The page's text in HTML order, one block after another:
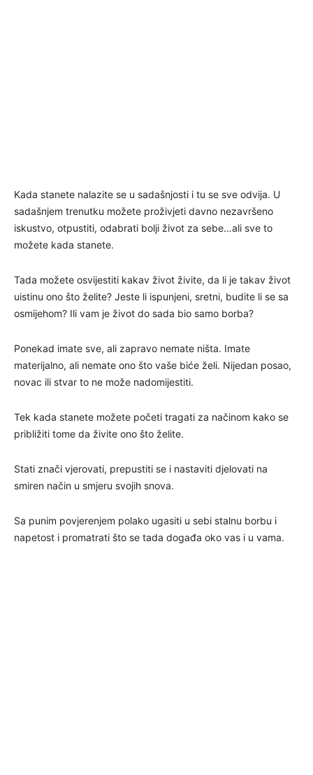
Kada stanete nalazite se u sadašnjosti i tu se sve odvija. U
sadašnjem trenutku možete proživjeti davno nezavršeno
iskustvo, otpustiti, odabrati bolji život za sebe…ali sve to
možete kada stanete.
Tada možete osvijestiti kakav život živite, da li je takav život
uistinu ono što želite? Jeste li ispunjeni, sretni, budite li se sa
osmijehom? Ili vam je život do sada bio samo borba?
Ponekad imate sve, ali zapravo nemate ništa. Imate
materijalno, ali nemate ono što vaše biće želi. Nijedan posao,
novac ili stvar to ne može nadomijestiti.
Tek kada stanete možete početi tragati za načinom kako se
približiti tome da živite ono što želite.
Stati znači vjerovati, prepustiti se i nastaviti djelovati na
smiren način u smjeru svojih snova.
Sa punim povjerenjem polako ugasiti u sebi stalnu borbu i
napetost i promatrati što se tada događa oko vas i u vama.